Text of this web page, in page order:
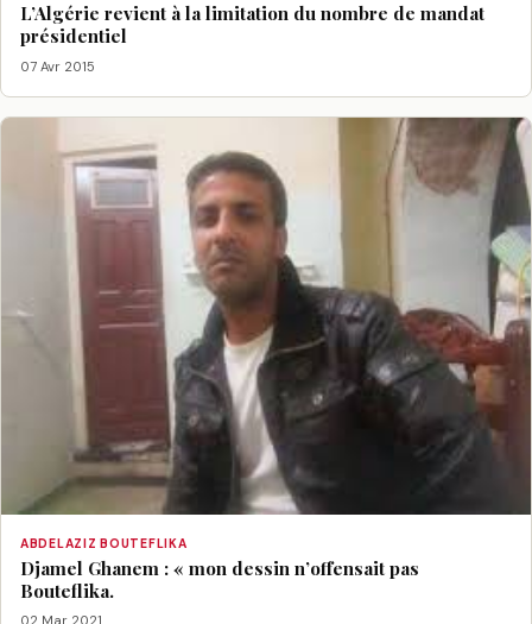
L’Algérie revient à la limitation du nombre de mandat
présidentiel
07 Avr 2015
ABDELAZIZ BOUTEFLIKA
Djamel Ghanem : « mon dessin n’offensait pas
Bouteflika.